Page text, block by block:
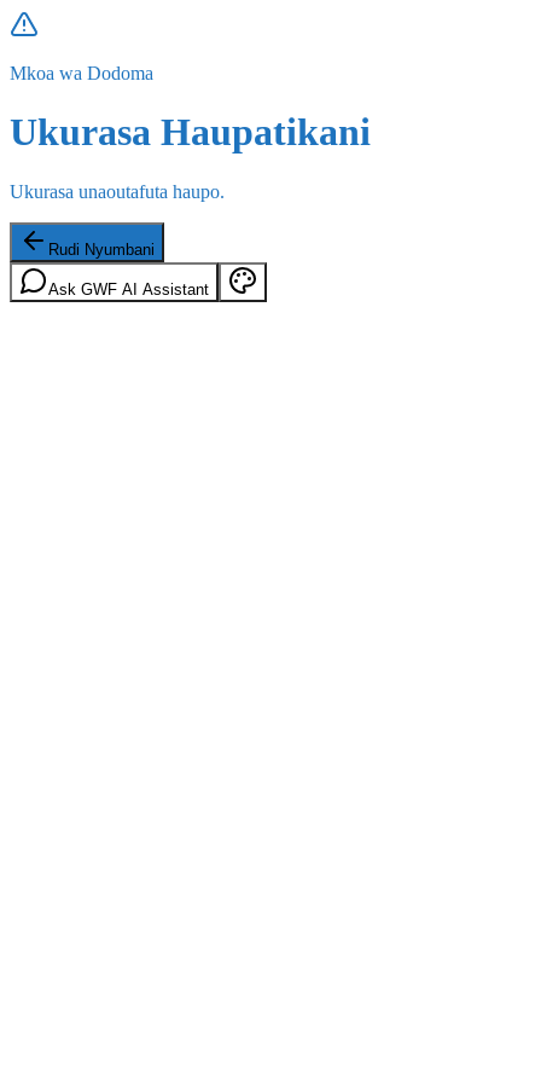
Mkoa wa Dodoma
Ukurasa Haupatikani
Ukurasa unaoutafuta haupo.
Rudi Nyumbani
Ask GWF AI Assistant